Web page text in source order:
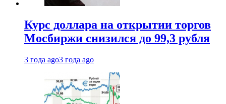
Курс доллара на открытии торгов
Мосбиржи снизился до 99,3 рубля
3 года ago3 года ago